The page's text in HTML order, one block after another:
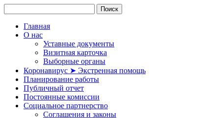
Главная
О нас
Уставные документы
Визитная карточка
Выборные органы
Коронавирус ➤ Экстренная помощь
Планирование работы
Публичный отчет
Постоянные комиссии
Социальное партнерство
Соглашения и законы